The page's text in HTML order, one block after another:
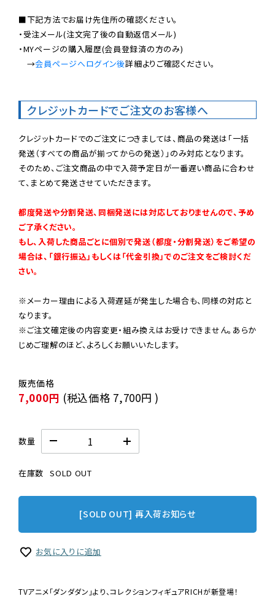
■下記方法でお届け先住所の確認ください。
・受注メール(注文完了後の自動返信メール)
・MYページの購入履歴(会員登録済の方のみ)
→会員ページへログイン後詳細よりご確認ください。
クレジットカードでご注文のお客様へ
クレジットカードでのご注文につきましては、商品の発送は「一括
発送（すべての商品が揃ってからの発送）」のみ対応となります。
そのため、ご注文商品の中で入荷予定日が一番遅い商品に合わせ
て、まとめて発送させていただきます。
都度発送や分割発送、同梱発送には対応しておりませんので、予め
ご了承ください。
もし、入荷した商品ごとに個別で発送（都度・分割発送）をご希望の
場合は、「銀行振込」もしくは「代金引換」でのご注文をご検討くだ
さい。
※メーカー理由による入荷遅延が発生した場合も、同様の対応と
なります。
※ご注文確定後の内容変更・組み換えはお受けできません。あらか
じめご理解のほど、よろしくお願いいたします。
7,000円 (税込価格 7,700円 )
数量
在庫数 SOLD OUT
[SOLD OUT] 再入荷お知らせ
お気に入りに追加
TVアニメ「ダンダダン」より、コレクションフィギュアRICHが新登場！